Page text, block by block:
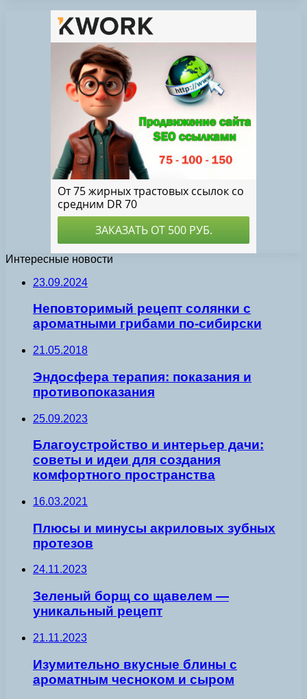
Интересные новости
23.09.2024
Неповторимый рецепт солянки с
ароматными грибами по-сибирски
21.05.2018
Эндосфера терапия: показания и
противопоказания
25.09.2023
Благоустройство и интерьер дачи:
советы и идеи для создания
комфортного пространства
16.03.2021
Плюсы и минусы акриловых зубных
протезов
24.11.2023
Зеленый борщ со щавелем —
уникальный рецепт
21.11.2023
Изумительно вкусные блины с
ароматным чесноком и сыром